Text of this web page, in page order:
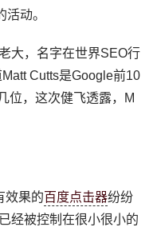
动。
大，名字在世界SEO行
Cutts是Google前10
位，这次健飞透露，M
效果的百度点击器纷纷
经被控制在很小很小的